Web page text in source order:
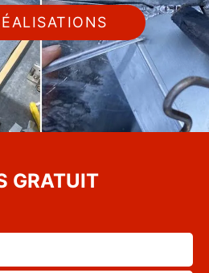
GRATUIT